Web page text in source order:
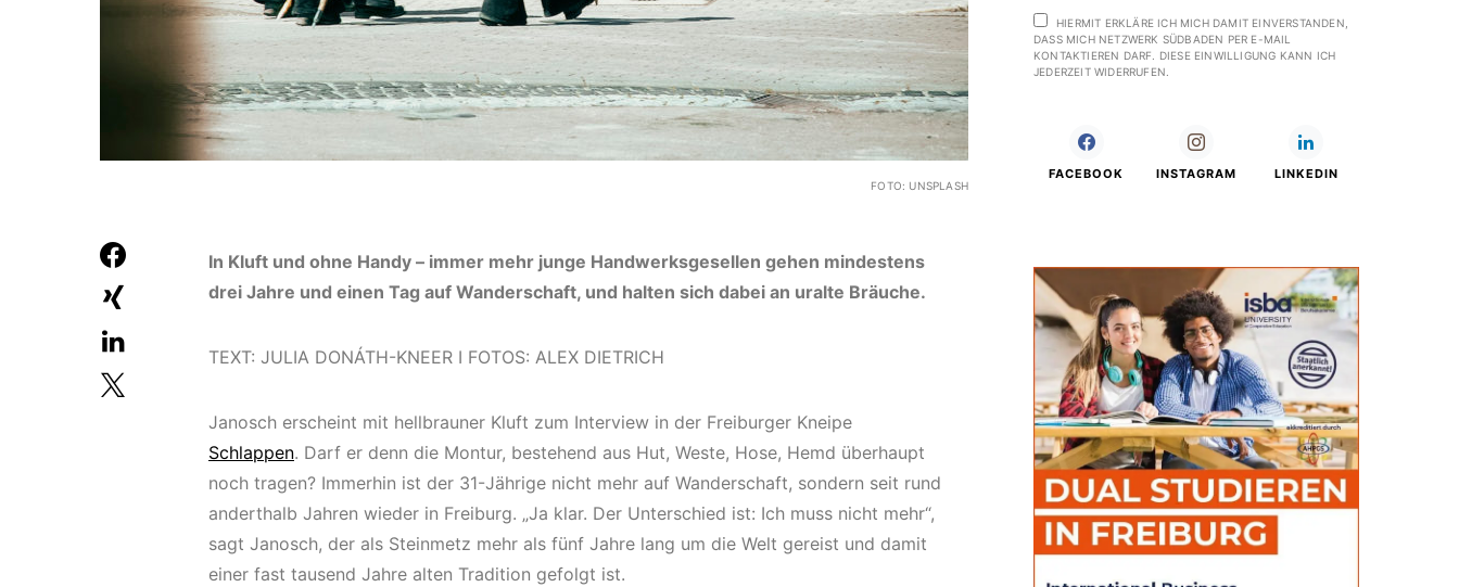
FOTO: UNSPLASH
In Kluft und ohne Handy – immer mehr junge Hand­werksgesellen gehen mindestens
drei Jahre und einen Tag auf Wanderschaft, und halten sich dabei an uralte Bräuche.
TEXT: JULIA DONÁTH-KNEER I FOTOS: ALEX DIETRICH
Janosch erscheint mit hellbrauner Kluft zum Interview in der Freiburger Kneipe
Schlappen. Darf er denn die Montur, bestehend aus Hut, Weste, Hose, Hemd überhaupt
noch tragen? Immerhin ist der 31-Jährige nicht mehr auf Wanderschaft, sondern seit rund
anderthalb Jahren wieder in Freiburg. „Ja klar. Der Unterschied ist: Ich muss nicht mehr“,
sagt Janosch, der als Steinmetz mehr als fünf Jahre lang um die Welt gereist und damit
einer fast tausend Jahre alten Tradition gefolgt ist.
HIERMIT ERKLÄRE ICH MICH DAMIT EINVERSTANDEN,
DASS MICH NETZWERK SÜDBADEN PER E-MAIL
KONTAKTIEREN DARF. DIESE EINWILLIGUNG KANN ICH
JEDERZEIT WIDERRUFEN.
FACEBOOK INSTAGRAM LINKEDIN